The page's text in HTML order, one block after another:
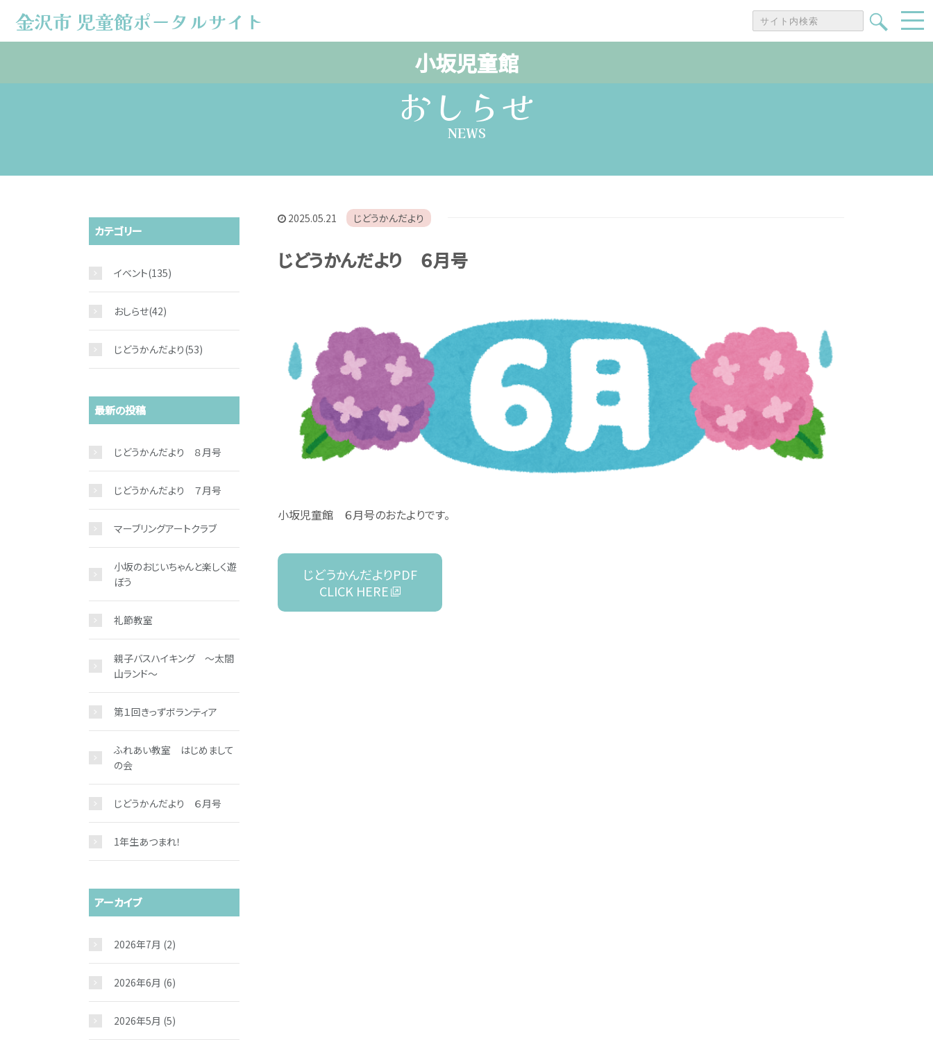
金沢市 児童館ポータルサイト
金沢市 児童館ポータルサイト
おしらせ
NEWS
2025.05.21 じどうかんだより
じどうかんだより ６月号
小坂児童館 ６月号のおたよりです。
じどうかんだよりPDF
CLICK HERE
カテゴリー
イベント(135)
おしらせ(42)
じどうかんだより(53)
最新の投稿
じどうかんだより ８月号
じどうかんだより ７月号
マーブリングアートクラブ
小坂のおじいちゃんと楽しく遊
ぼう
礼節教室
親子バスハイキング ～太閤
山ランド～
第１回きっずボランティア
ふれあい教室 はじめまして
の会
じどうかんだより ６月号
1年生あつまれ！
アーカイブ
2026年7月 (2)
2026年6月 (6)
2026年5月 (5)
小坂児童館